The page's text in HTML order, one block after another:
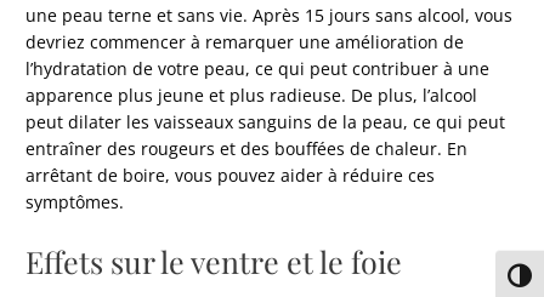
une peau terne et sans vie. Après 15 jours sans alcool, vous
devriez commencer à remarquer une amélioration de
l’hydratation de votre peau, ce qui peut contribuer à une
apparence plus jeune et plus radieuse. De plus, l’alcool
peut dilater les vaisseaux sanguins de la peau, ce qui peut
entraîner des rougeurs et des bouffées de chaleur. En
arrêtant de boire, vous pouvez aider à réduire ces
symptômes.
Effets sur le ventre et le foie